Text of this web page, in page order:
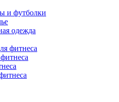
и футболки
одежда
фитнеса